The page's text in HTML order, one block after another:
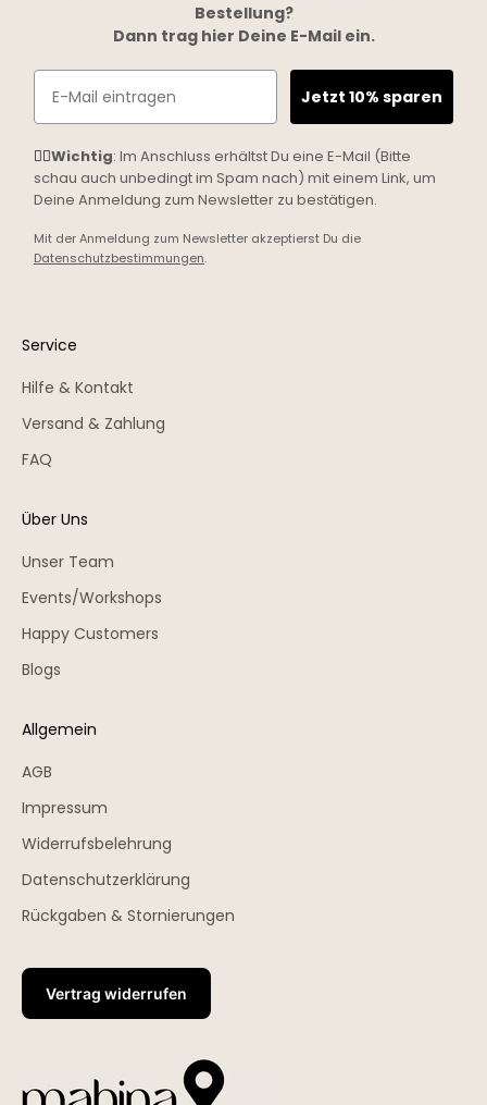
Bestellung?
Dann trag hier Deine E-Mail ein.
Email
Jetzt 10% sparen
☝🏼Wichtig: Im Anschluss erhältst Du eine E-Mail (Bitte
schau auch unbedingt im Spam nach) mit einem Link, um
Deine Anmeldung zum Newsletter zu bestätigen.
Mit der Anmeldung zum Newsletter akzeptierst Du die
Datenschutzbestimmungen.
Service
Hilfe & Kontakt
Versand & Zahlung
FAQ
Über Uns
Unser Team
Events/Workshops
Happy Customers
Blogs
Allgemein
AGB
Impressum
Widerrufsbelehrung
Datenschutzerklärung
Rückgaben & Stornierungen
Vertrag widerrufen